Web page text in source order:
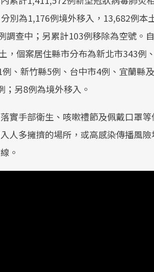
別為1,176例境外移入，13,682例本
調查中；另累計103例移除為空號。
，個案居住縣市分布為新北市343例
、新竹縣5例、台中市4例、宜蘭縣
另8例為境外移入。
實手部衛生、咳嗽禮節及佩戴口罩
人多擁擠的場所，或高感染傳播風
。